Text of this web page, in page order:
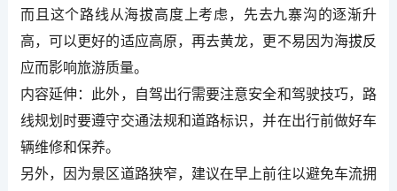
而且这个路线从海拔高度上考虑，先去九寨沟的逐渐升
高，可以更好的适应高原，再去黄龙，更不易因为海拔反
应而影响旅游质量。
内容延伸：此外，自驾出行需要注意安全和驾驶技巧，路
线规划时要遵守交通法规和道路标识，并在出行前做好车
辆维修和保养。
另外，因为景区道路狭窄，建议在早上前往以避免车流拥